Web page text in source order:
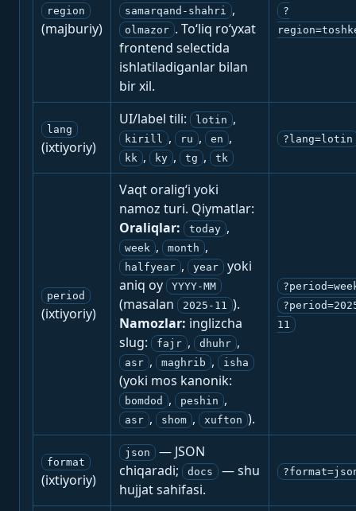
region
(majburiy)
samarqand-shahri ,
olmazor . To‘liq ro‘yxat
frontend selectida
ishlatiladiganlar bilan
bir xil.
?
lang
(ixtiyoriy)
UI/label tili: lotin ,
kirill , ru , en ,
kk , ky , tg , tk
?lang=lotin
period
(ixtiyoriy)
Vaqt oralig‘i yoki
namoz turi. Qiymatlar:
Oraliqlar:
today ,
week , month ,
halfyear , year
yoki
aniq oy
YYYY-MM
(masalan 2025-11 ).
Namozlar: inglizcha
slug:
fajr , dhuhr ,
asr , maghrib , isha
(yoki mos kanonik:
bomdod , peshin ,
asr , shom , xufton ).
11
format
(ixtiyoriy)
json
— JSON
chiqaradi;
docs
— shu
hujjat sahifasi.